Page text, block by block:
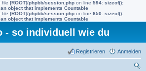
file [ROOT]/phpbb/session.php on line 594: sizeof():
object that implements Countable
file [ROOT]/phpbb/session.php on line 650: sizeof():
object that implements Countable
- so individuell wie du
Anmelden
Registrieren